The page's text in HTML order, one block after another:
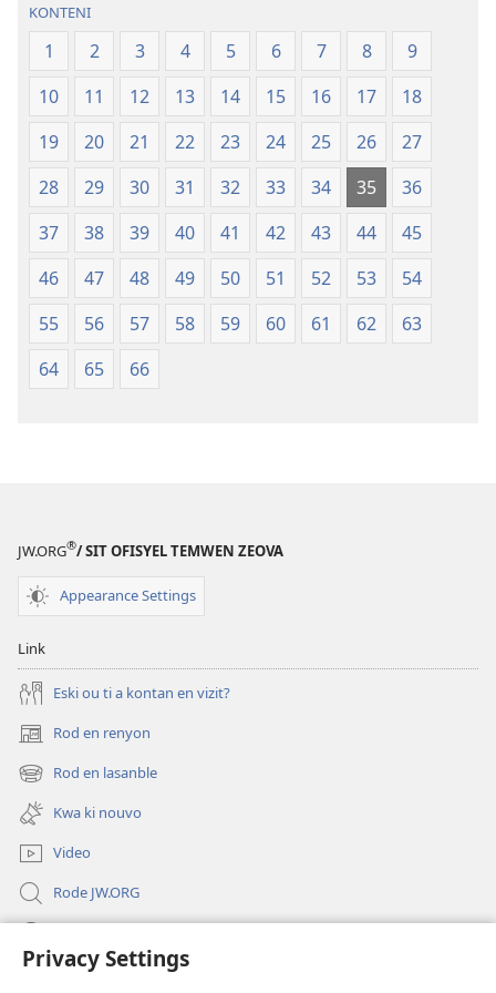
Privacy Settings
nouvo
lemonn
KONTENI
1 2 3 4 5 6 7 8
9
10
11 12 13 14 15 16 17
18
19
20 21 22 23 24 25 26
27
28
29 30 31 32 33 34 35
36
37
38 39 40 41 42 43 44
45
46
47 48 49 50 51 52 53
54
55
56 57 58 59 60 61 62
63
64
65 66
JW.ORG®/ SIT OFISYEL TEMWEN ZEOVA
Appearance Settings
Link
Eski ou ti a kontan en vizit?
Rod en renyon
(opens
new
window)
Rod en lasanble
(opens
new
window)
Kwa ki nouvo
Video
Rode JW.ORG